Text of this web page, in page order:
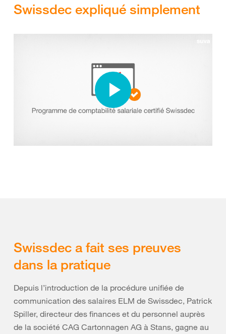
Swissdec expliqué simplement
Swissdec a fait ses preuves
dans la pratique
Depuis l’introduction de la procédure unifiée de
communication des salaires ELM de Swissdec, Patrick
Spiller, directeur des finances et du personnel auprès
de la société CAG Cartonnagen AG à Stans, gagne au